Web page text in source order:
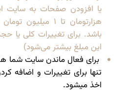
هزارتومان تا 1
باشد. برای تغییرات کلی یا
این مبلغ بیشتر می‌شود)
برای فعال ماندن سایت شما
تنها برای تغییرات و اضافه
اخذ میشود.